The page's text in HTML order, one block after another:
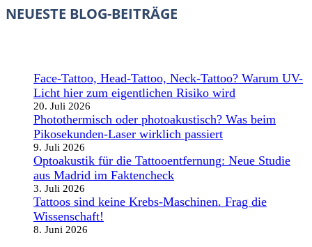
NEUESTE BLOG-BEITRÄGE
Face-Tattoo, Head-Tattoo, Neck-Tattoo? Warum UV-
Licht hier zum eigentlichen Risiko wird
20. Juli 2026
Photothermisch oder photoakustisch? Was beim
Pikosekunden-Laser wirklich passiert
9. Juli 2026
Optoakustik für die Tattooentfernung: Neue Studie
aus Madrid im Faktencheck
3. Juli 2026
Tattoos sind keine Krebs-Maschinen. Frag die
Wissenschaft!
8. Juni 2026